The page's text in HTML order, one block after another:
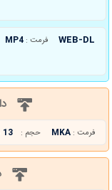
WEB-DL فرمت : MP4
فرمت : MKA حجم : 13 مگابایت